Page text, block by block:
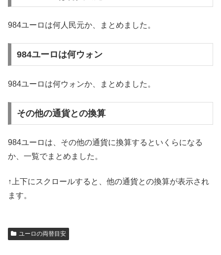
984ユーロは何人民元か、まとめました。
984ユーロは何ウォン
984ユーロは何ウォンか、まとめました。
その他の通貨との換算
984ユーロは、その他の通貨に換算するといくらになる
か、一覧でまとめました。
↑上下にスクロールすると、他の通貨との換算が表示され
ます。
ユーロの両替目安